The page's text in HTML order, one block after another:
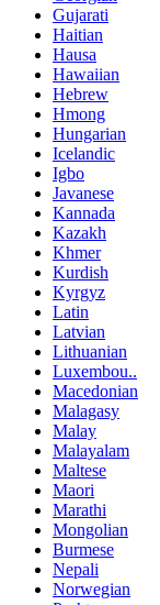
Gujarati
Haitian
Hausa
Hawaiian
Hebrew
Hmong
Hungarian
Icelandic
Igbo
Javanese
Kannada
Kazakh
Khmer
Kurdish
Kyrgyz
Latin
Latvian
Lithuanian
Luxembou..
Macedonian
Malagasy
Malay
Malayalam
Maltese
Maori
Marathi
Mongolian
Burmese
Nepali
Norwegian